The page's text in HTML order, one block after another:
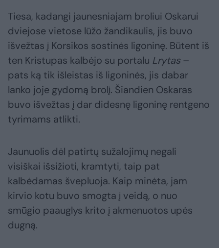
Tiesa, kadangi jaunesniajam broliui Oskarui
dviejose vietose lūžo žandikaulis, jis buvo
išvežtas į Korsikos sostinės ligoninę. Būtent iš
ten Kristupas kalbėjo su portalu Lrytas–
pats ką tik išleistas iš ligoninės, jis dabar
lanko joje gydomą brolį. Šiandien Oskaras
buvo išvežtas į dar didesnę ligoninę rentgeno
tyrimams atlikti.
Jaunuolis dėl patirtų sužalojimų negali
visiškai išsižioti, kramtyti, taip pat
kalbėdamas švepluoja. Kaip minėta, jam
kirvio kotu buvo smogta į veidą, o nuo
smūgio paauglys krito į akmenuotos upės
dugną.